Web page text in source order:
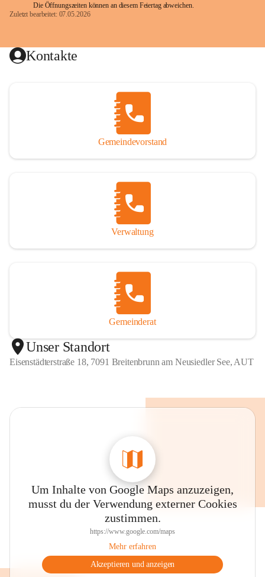
Die Öffnungszeiten können an diesem Feiertag abweichen.
Zuletzt bearbeitet: 07.05.2026
Kontakte
Gemeindevorstand
Verwaltung
Gemeinderat
Unser Standort
Eisenstädterstraße 18, 7091 Breitenbrunn am Neusiedler See, AUT
Um Inhalte von Google Maps anzuzeigen,
musst du der Verwendung externer Cookies
zustimmen.
https://www.google.com/maps
Mehr erfahren
Akzeptieren und anzeigen